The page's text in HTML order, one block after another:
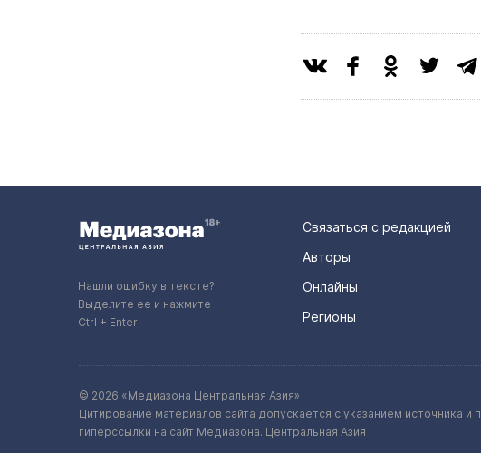
Нашли ошибку в тексте?
Выделите ее и нажмите
Ctrl + Enter
Связаться с редакцией
Авторы
Онлайны
Регионы
© 2026 «Медиазона Центральная Азия»
Цитирование материалов сайта допускается с указанием источника и
гиперссылки на сайт Медиазона. Центральная Азия